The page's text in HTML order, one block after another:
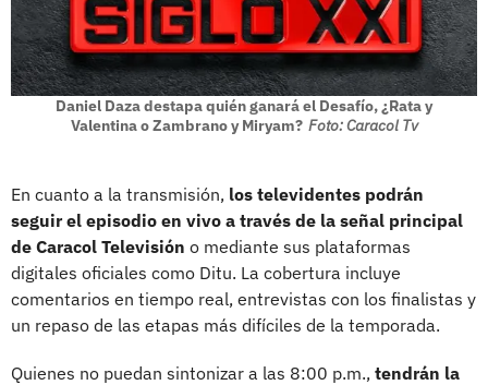
Daniel Daza destapa quién ganará el Desafío, ¿Rata y
Valentina o Zambrano y Miryam? Foto: Caracol Tv
En cuanto a la transmisión, los televidentes podrán
seguir el episodio en vivo a través de la señal principal
de Caracol Televisión o mediante sus plataformas
digitales oficiales como Ditu. La cobertura incluye
comentarios en tiempo real, entrevistas con los finalistas y
un repaso de las etapas más difíciles de la temporada.
Quienes no puedan sintonizar a las 8:00 p.m., tendrán la